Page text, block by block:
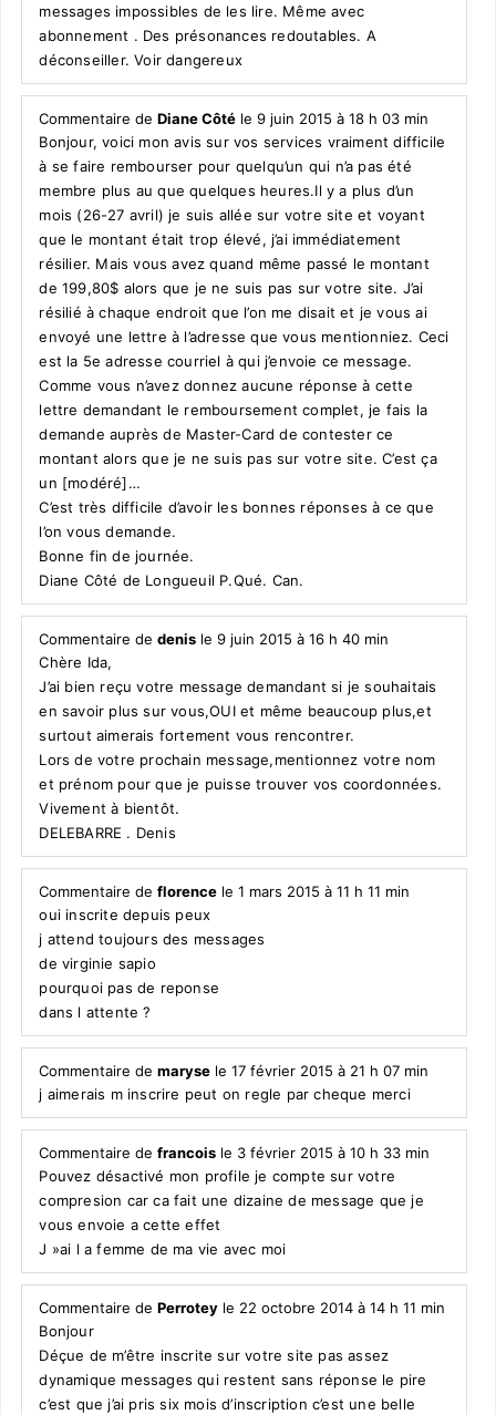
messages impossibles de les lire. Même avec
abonnement . Des présonances redoutables. A
déconseiller. Voir dangereux
Commentaire deDiane Côté le 9 juin 2015 à 18 h 03 min
Bonjour, voici mon avis sur vos services vraiment difficile
à se faire rembourser pour quelqu’un qui n’a pas été
membre plus au que quelques heures.Il y a plus d’un
mois (26-27 avril) je suis allée sur votre site et voyant
que le montant était trop élevé, j’ai immédiatement
résilier. Mais vous avez quand même passé le montant
de 199,80$ alors que je ne suis pas sur votre site. J’ai
résilié à chaque endroit que l’on me disait et je vous ai
envoyé une lettre à l’adresse que vous mentionniez. Ceci
est la 5e adresse courriel à qui j’envoie ce message.
Comme vous n’avez donnez aucune réponse à cette
lettre demandant le remboursement complet, je fais la
demande auprès de Master-Card de contester ce
montant alors que je ne suis pas sur votre site. C’est ça
un [modéré]…
C’est très difficile d’avoir les bonnes réponses à ce que
l’on vous demande.
Bonne fin de journée.
Diane Côté de Longueuil P.Qué. Can.
Commentaire dedenis le 9 juin 2015 à 16 h 40 min
Chère Ida,
J’ai bien reçu votre message demandant si je souhaitais
en savoir plus sur vous,OUI et même beaucoup plus,et
surtout aimerais fortement vous rencontrer.
Lors de votre prochain message,mentionnez votre nom
et prénom pour que je puisse trouver vos coordonnées.
Vivement à bientôt.
DELEBARRE . Denis
Commentaire deflorence le 1 mars 2015 à 11 h 11 min
oui inscrite depuis peux
j attend toujours des messages
de virginie sapio
pourquoi pas de reponse
dans l attente ?
Commentaire demaryse le 17 février 2015 à 21 h 07 min
j aimerais m inscrire peut on regle par cheque merci
Commentaire defrancois le 3 février 2015 à 10 h 33 min
Pouvez désactivé mon profile je compte sur votre
compresion car ca fait une dizaine de message que je
vous envoie a cette effet
J »ai l a femme de ma vie avec moi
Commentaire dePerrotey le 22 octobre 2014 à 14 h 11 min
Bonjour
Déçue de m’être inscrite sur votre site pas assez
dynamique messages qui restent sans réponse le pire
c’est que j’ai pris six mois d’inscription c’est une belle